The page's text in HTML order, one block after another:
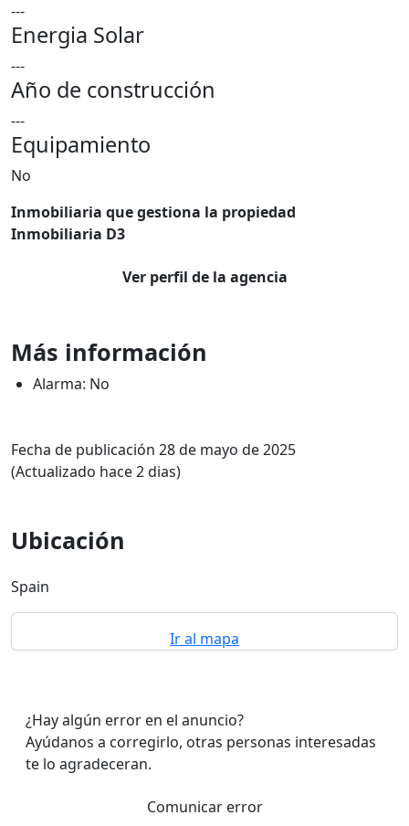
---
Energia Solar
---
Año de construcción
---
Equipamiento
No
Inmobiliaria que gestiona la propiedad
Inmobiliaria D3
Ver perfil de la agencia
Más información
Alarma: No
Fecha de publicación 28 de mayo de 2025
(Actualizado hace 2 dias)
Ubicación
Spain
Ir al mapa
¿Hay algún error en el anuncio?
Ayúdanos a corregirlo, otras personas interesadas
te lo agradeceran.
Comunicar error